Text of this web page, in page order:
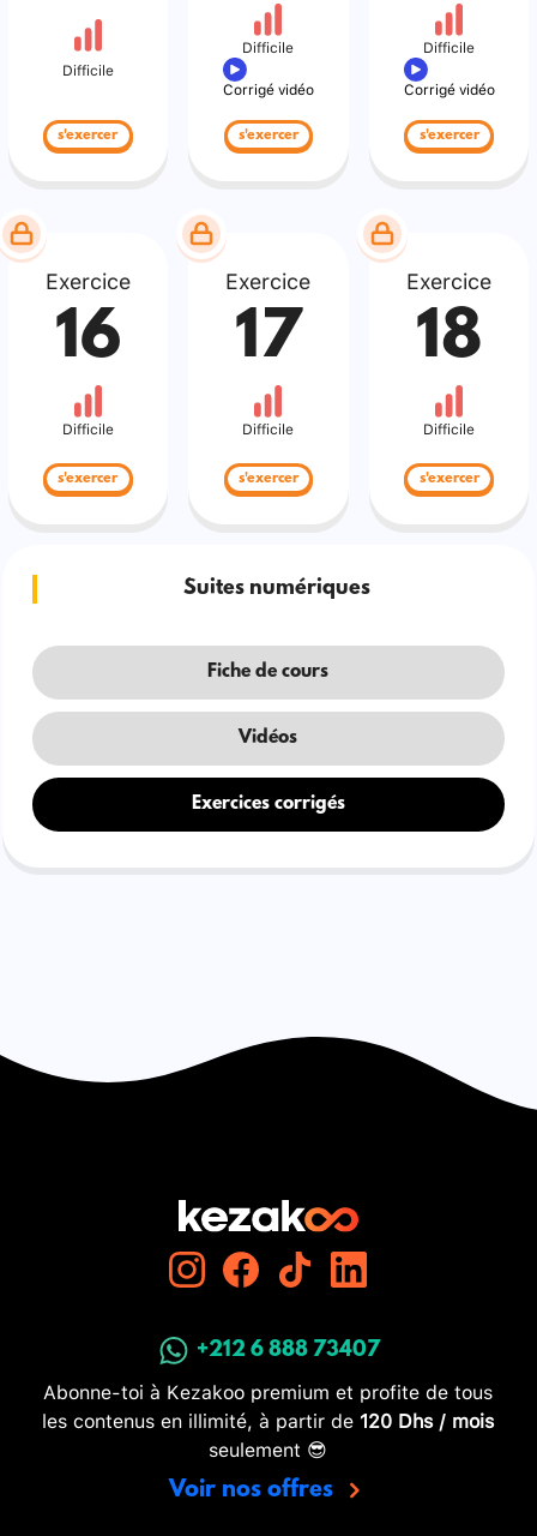
Difficile
s'exercer
Difficile
Corrigé vidéo
s'exercer
Difficile
Corrigé vidéo
s'exercer
Exercice
16
Difficile
s'exercer
Exercice
17
Difficile
s'exercer
Exercice
18
Difficile
s'exercer
Suites numériques
Fiche de cours
Vidéos
Exercices corrigés
+212 6 888 73407
Abonne-toi à Kezakoo premium et profite de tous
les contenus en illimité, à partir de 120 Dhs / mois
seulement 😎
Voir nos offres